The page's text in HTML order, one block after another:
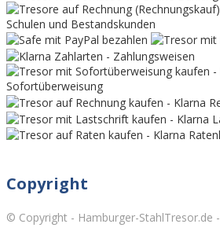
Copyright
© Copyright - Hamburger-StahlTresor.de -